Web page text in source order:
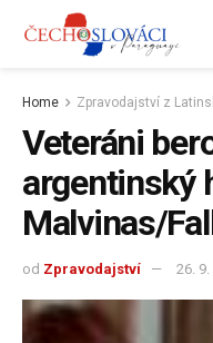
Home Zpravodajství z
Veteráni
argentinský
Malvinas/
od Zpravodajství 26.